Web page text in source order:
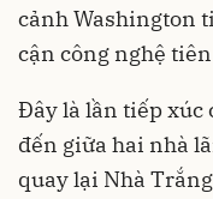
cảnh Washington
cận công nghệ
Đây là lần tiếp xúc
đến giữa hai nhà
quay lại Nhà